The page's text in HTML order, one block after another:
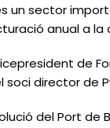
un sector
anual a la
de
director de
del Port de